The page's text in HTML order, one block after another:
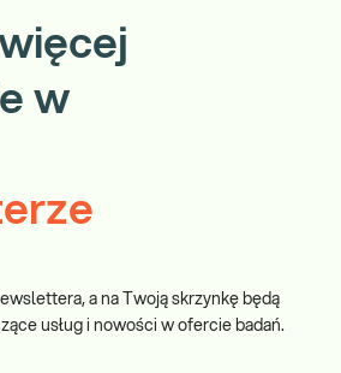
w
a na Twoją skrzynkę będą
usług i nowości w ofercie badań.